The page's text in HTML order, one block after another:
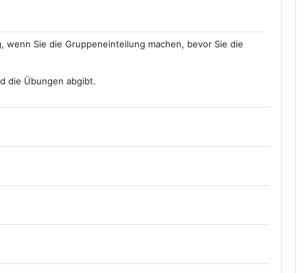
Sie die Gruppeneinteilung machen, bevor Sie die
die Übungen abgibt.